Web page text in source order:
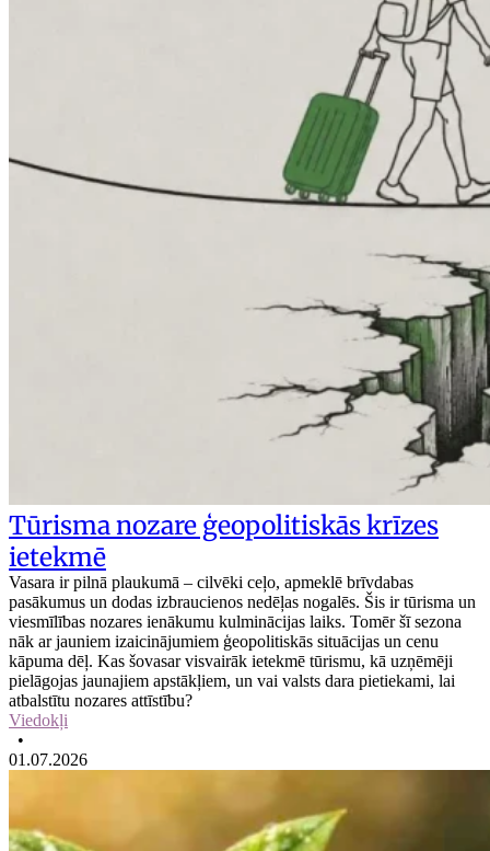
Tūrisma nozare ģeopolitiskās krīzes
ietekmē
Vasara ir pilnā plaukumā – cilvēki ceļo, apmeklē brīvdabas
pasākumus un dodas izbraucienos nedēļas nogalēs. Šis ir tūrisma un
viesmīlības nozares ienākumu kulminācijas laiks. Tomēr šī sezona
nāk ar jauniem izaicinājumiem ģeopolitiskās situācijas un cenu
kāpuma dēļ. Kas šovasar visvairāk ietekmē tūrismu, kā uzņēmēji
pielāgojas jaunajiem apstākļiem, un vai valsts dara pietiekami, lai
atbalstītu nozares attīstību?
Viedokļi
•
01.07.2026